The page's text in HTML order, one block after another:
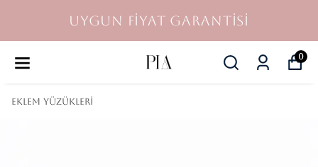
UYGUN FİYAT GARANTİSİ
0
Eklem Yüzükleri